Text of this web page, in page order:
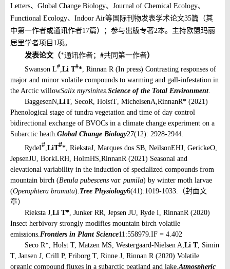
Letters、 Global Change Biology、 Journal of Chemical Ecology、
Functional Ecology、 Indoor Air等国际刊物发表学术论文35篇（其
中第一作者或通讯作者17篇）；参与出版专著2本。主持欧盟玛丽
居里学者项目 1项。
发表论文（*通讯作者； #共同第一作者）
Swanson L# Li T#* , Rinnan R (In press) Contrasting responses of
major and minor volatile compounds to warming and gall-infestation in
the Arctic willowSalix myrsinites Science of the Total Environment.
BaggesenN LiT, SecoR , HolstT , MichelsenA, RinnanR* (2021 )
Phenological stage of tundra vegetation and time of day control
bidirectional exchange of BVOCs in a climate change experiment on a
Subarctic heath. Global Change Biology27(12): 2928-2944
RydeI# LiT#* , RiekstaJ , Marques dos SB , NeilsonEHJ , GerickeO
JepsenJU , BorkLRH , HolmHS RinnanR (2021) Seasonal and
elevational variability in the induction of specialized compounds from
mountain birch (Betula pubescens var. pumila) by winter moth larvae
(Operophtera brumata). Tree Physiology6(41):1019-1033
（封面文
章）
Rieksta J, Li T* , Junker RR, Jepsen JU, Ryde I, RinnanR (2020)
Insect herbivory strongly modifies mountain birch volatile
emissions. Frontiers in Plant Science11:558979. IF = 4.402
Seco R* , Holst T, Matzen MS, Westergaard-Nielsen A, Li T, Simin
T, Jansen J, Crill P, Friborg T, Rinne J, Rinnan R (2020) Volatile
organic compound fluxes in a subarctic peatland and lake. Atmospheric